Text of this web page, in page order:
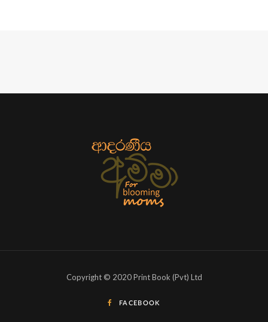
Copyright © 2020 Print Book (Pvt) Ltd
FACEBOOK